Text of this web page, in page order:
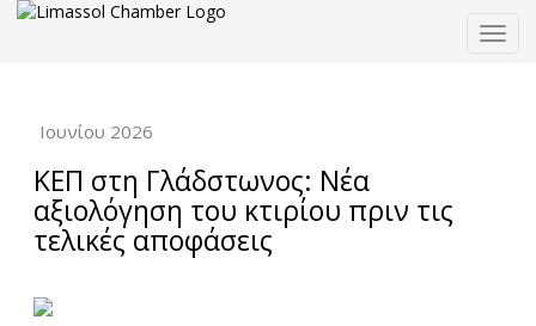
Ιουνίου 2026
ΚΕΠ στη Γλάδστωνος: Νέα
αξιολόγηση του κτιρίου πριν τις
τελικές αποφάσεις